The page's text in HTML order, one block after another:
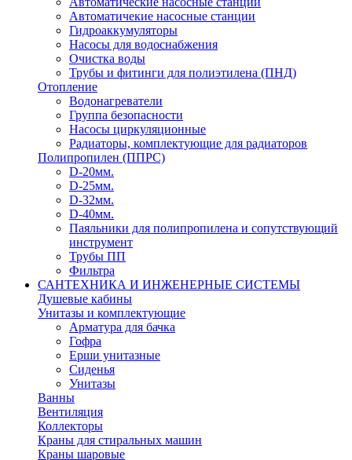
Автоматичекие насосные станции
Гидроаккумуляторы
Насосы для водоснабжения
Очистка воды
Трубы и фитинги для полиэтилена (ПНД)
Отопление
Водонагреватели
Группа безопасности
Насосы циркуляционные
Радиаторы, комплектующие для радиаторов
Полипропилен (ППРС)
D-20мм.
D-25мм.
D-32мм.
D-40мм.
Паяльники для полипропилена и сопутствующий
инструмент
Трубы ПП
Фильтра
САНТЕХНИКА И ИНЖЕНЕРНЫЕ СИСТЕМЫ
Душевые кабины
Унитазы и комплектующие
Арматура для бачка
Гофра
Ерши унитазные
Сиденья
Унитазы
Ванны
Вентиляция
Коллекторы
Краны для стиральных машин
Краны шаровые